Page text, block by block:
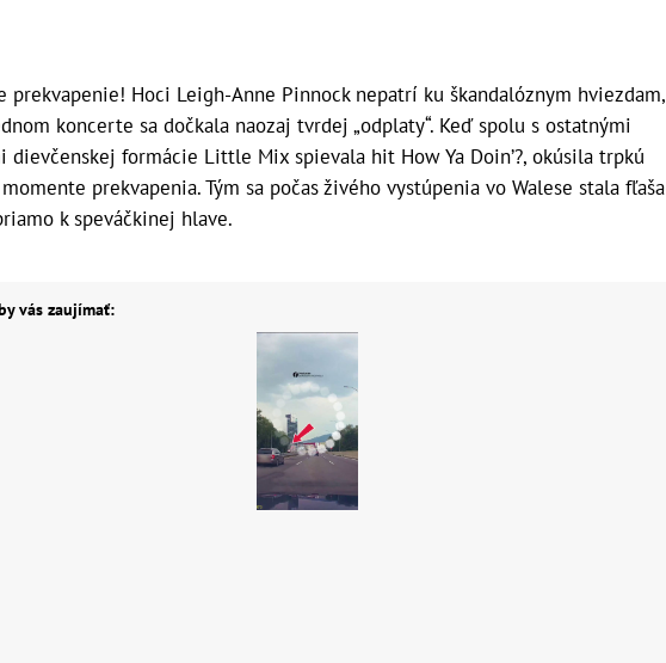
prekvapenie! Hoci Leigh-Anne Pinnock nepatrí ku škandalóznym hviezdam,
koncerte sa dočkala naozaj tvrdej „odplaty“. Keď spolu s ostatnými
dievčenskej formácie Little Mix spievala hit How Ya Doin’?, okúsila trpkú
prekvapenia. Tým sa počas živého vystúpenia vo Walese stala fľaša
k speváčkinej hlave.
vás zaujímať: